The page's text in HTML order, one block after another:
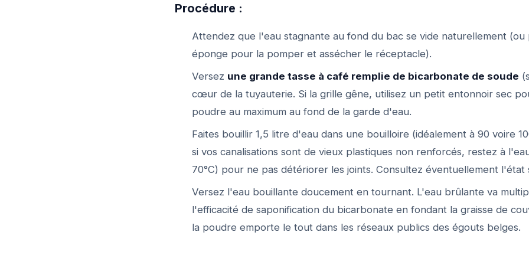
Procédure :
Attendez que l'eau stagnante au fond du bac se vide naturellement (ou
éponge pour la pomper et assécher le réceptacle).
Versez une grande tasse à café remplie de bicarbonate de soude
cœur de la tuyauterie. Si la grille gêne, utilisez un petit entonnoir sec
poudre au maximum au fond de la garde d'eau.
Faites bouillir 1,5 litre d'eau dans une bouilloire (idéalement à 90 voire
si vos canalisations sont de vieux plastiques non renforcés, restez à
70°C) pour ne pas détériorer les joints. Consultez éventuellement l'état
Versez l'eau bouillante doucement en tournant. L'eau brûlante va
l'efficacité de saponification du bicarbonate en fondant la graisse de
la poudre emporte le tout dans les réseaux publics des égouts belges.